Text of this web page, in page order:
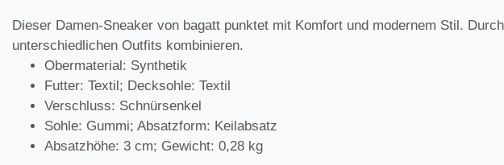
Dieser Damen-Sneaker von bagatt punktet mit Komfort und modernem Stil.
unterschiedlichen Outfits kombinieren.
Obermaterial: Synthetik
Futter: Textil; Decksohle: Textil
Verschluss: Schnürsenkel
Sohle: Gummi; Absatzform: Keilabsatz
Absatzhöhe: 3 cm; Gewicht: 0,28 kg